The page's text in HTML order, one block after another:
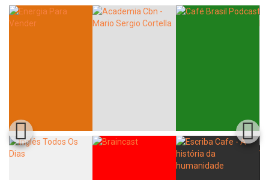
Twitter E-mail